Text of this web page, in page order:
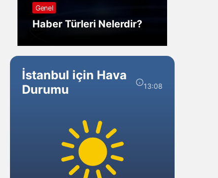
Genel
Haber Türleri Nelerdir?
İstanbul için Hava
Durumu
13:08